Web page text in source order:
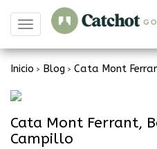
Toggle
navigation
Inicio > Blog > Cata Mont
Cata Mont Ferrant,
Campillo